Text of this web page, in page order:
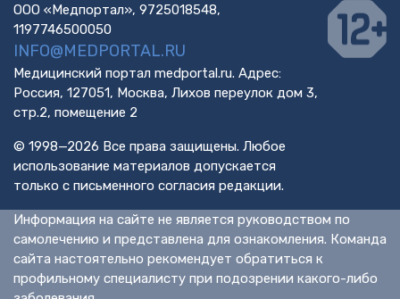
ООО «Медпортал», 9725018548,
1197746500050
INFO@MEDPORTAL.RU
Медицинский портал medportal.ru. Адрес:
Россия, 127051, Москва, Лихов переулок дом 3,
стр.2, помещение 2
© 1998—2026 Все права защищены. Любое
использование материалов допускается
только с письменного согласия редакции.
Информация на сайте не является руководством по
самолечению и представлена для ознакомления. Команда
сайта настоятельно рекомендует обратиться к
профильному специалисту при подозрении какого-либо